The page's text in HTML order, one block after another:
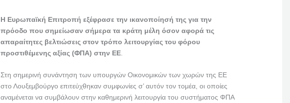
Η Ευρωπαϊκή Επιτροπή εξέφρασε την ικανοποίησή της για την
πρόοδο που σημείωσαν σήμερα τα κράτη μέλη όσον αφορά τις
απαραίτητες βελτιώσεις στον τρόπο λειτουργίας του φόρου
προστιθέμενης αξίας (ΦΠΑ) στην ΕΕ.
Στη σημερινή συνάντηση των υπουργών Οικονομικών των χωρών της ΕΕ
στο Λουξεμβούργο επιτεύχθηκαν συμφωνίες σ’ αυτόν τον τομέα, οι οποίες
αναμένεται να συμβάλουν στην καθημερινή λειτουργία του συστήματος ΦΠΑ